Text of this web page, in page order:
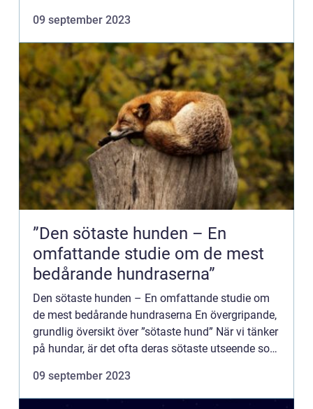
fö...
09 september 2023
”Den sötaste hunden – En
omfattande studie om de mest
bedårande hundraserna”
Den sötaste hunden – En omfattande studie om
de mest bedårande hundraserna En övergripande,
grundlig översikt över ”sötaste hund” När vi tänker
på hundar, är det ofta deras sötaste utseende som
09 september 2023